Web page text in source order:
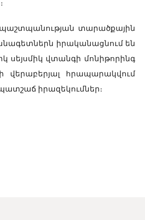
տարածքային
իրականացնում են
սեյսմիկ վտանգի մոնիթորինգ
վերաբերյալ հրապարակվում
իրազեկումներ։